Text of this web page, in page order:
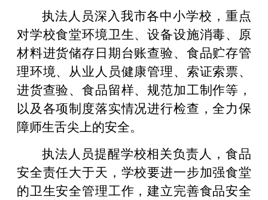
执法人员深入我市各中小学校，重点
对学校食堂环境卫生、设备设施消毒、原
材料进货储存日期台账查验、食品贮存管
理环境、从业人员健康管理、索证索票、
进货查验、食品留样、规范加工制作等，
以及各项制度落实情况进行检查，全力保
障师生舌尖上的安全。
执法人员提醒学校相关负责人，食品
安全责任大于天，学校要进一步加强食堂
的卫生安全管理工作，建立完善食品安全